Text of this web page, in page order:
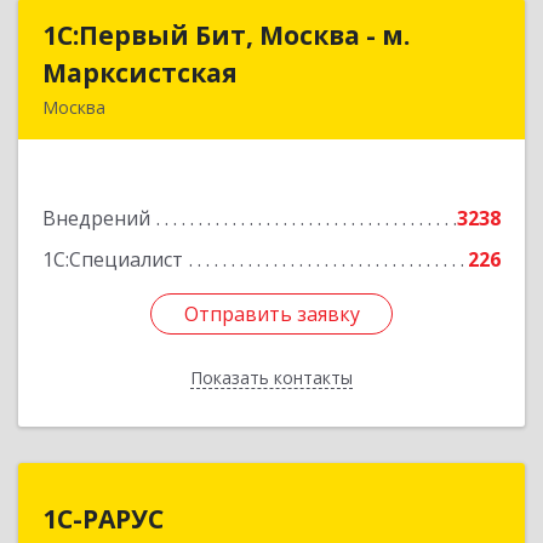
1С:Первый Бит, Москва - м.
Марксистская
Москва
Внедрений
3238
1С:Специалист
226
Отправить заявку
Показать контакты
1С:Первый Бит, Москва - м.
Подробнее
Отправить заявку
Назад
1С-РАРУС